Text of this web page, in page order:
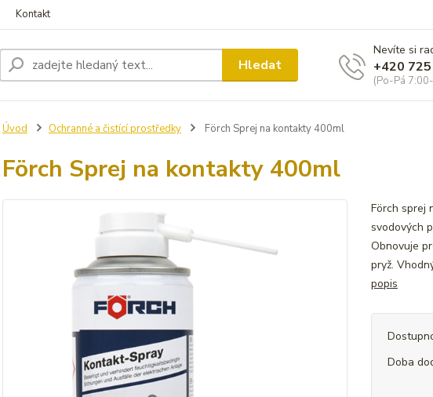
Kontakt
Hledat
Nevíte si
+420
(Po-Pá
Úvod Ochranné a čistící prostředky Förch Sprej na kontakty 400ml
Förch Sprej na kontakty 400ml
Förch sprej
svodových
Obnovuje
pryž.
popis
Doba